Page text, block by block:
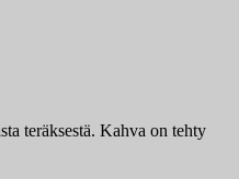
teräksestä. Kahva on tehty